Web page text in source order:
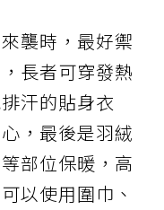
襲時，最好禦
長者可穿發熱
汗的貼身衣
，最後是羽絨
部位保暖，高
以使用圍巾、